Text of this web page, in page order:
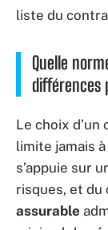
liste du
Quelle
différences
Le choix
limite jamais
s’appuie sur
risques, et du
assurable